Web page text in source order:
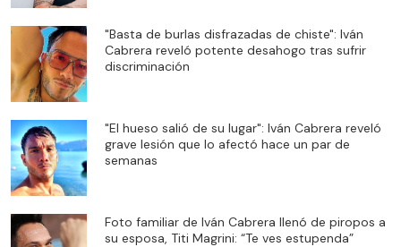
"Basta de burlas disfrazadas de chiste": Iván
Cabrera reveló potente desahogo tras sufrir
discriminación
"El hueso salió de su lugar": Iván Cabrera reveló
grave lesión que lo afectó hace un par de
semanas
Foto familiar de Iván Cabrera llenó de piropos a
su esposa, Titi Magrini: “Te ves estupenda”